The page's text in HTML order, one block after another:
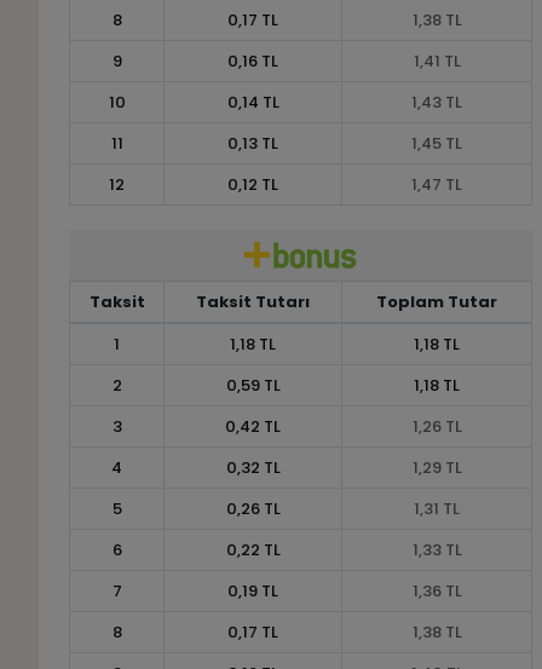
8
0,17 TL
1,38 TL
9
0,16 TL
1,41 TL
10
0,14 TL
1,43 TL
11
0,13 TL
1,45 TL
12
0,12 TL 1,47 TL
Taksit Taksit Tutarı
Toplam Tutar
1
1,18 TL
1,18 TL
2
0,59 TL
1,18 TL
3
0,42 TL
1,26 TL
4
0,32 TL
1,29 TL
5
0,26 TL
1,31 TL
6
0,22 TL
1,33 TL
7
0,19 TL
1,36 TL
8
0,17 TL
1,38 TL